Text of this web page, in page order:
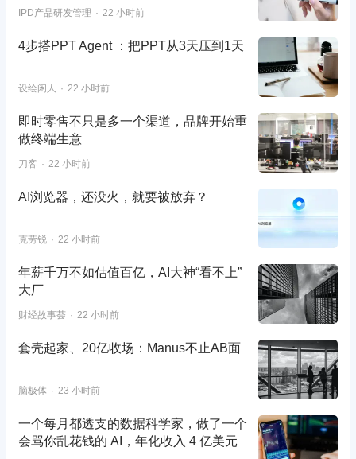
IPD产品研发管理 22 小时前
4步搭PPT Agent ：把PPT从3天压到1天
设绘闲人 22 小时前
即时零售不只是多一个渠道，品牌开始重
做终端生意
刀客 22 小时前
AI浏览器，还没火，就要被放弃？
克劳锐 22 小时前
年薪千万不如估值百亿，AI大神“看不上”
大厂
财经故事荟 22 小时前
套壳起家、20亿收场：Manus不止AB面
脑极体 23 小时前
一个每月都透支的数据科学家，做了一个
会骂你乱花钱的 AI，年化收入 4 亿美元